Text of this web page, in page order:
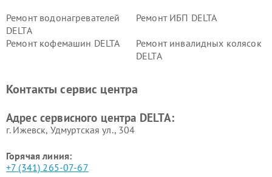
Ремонт водонагревателей
DELTA
Ремонт ИБП DELTA
Ремонт кофемашин DELTA
Ремонт инвалидных колясок
DELTA
Контакты сервис центра
Адрес сервисного центра DELTA:
г. Ижевск, Удмуртская ул., 304
Горячая линия:
+7 (341) 265-07-67